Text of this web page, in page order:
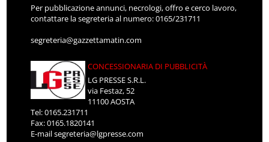
Per pubblicazione annunci, necrologi, offro e cerco lavoro,
contattare la segreteria al numero: 0165/231711
segreteria@gazzettamatin.com
CONCESSIONARIA DI PUBBLICITÀ
LG PRESSE S.R.L.
via Festaz, 52
11100 AOSTA
Tel: 0165.231711
Fax: 0165.1820141
E-mailsegreteria@lgpresse.com